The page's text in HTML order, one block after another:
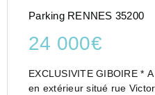
Parking RENNES 35200
24 000€
EXCLUSIVITE GIBOIRE *
en extérieur situé rue Victor Rault * *